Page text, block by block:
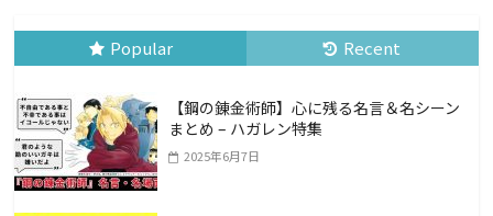
Popular Recent
【鋼の錬金術師】心に残る名言＆名シーン
まとめ – ハガレン特集
2025年6月7日